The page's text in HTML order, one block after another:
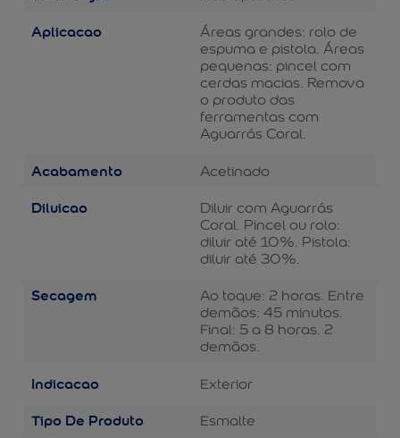
Aplicacao
Áreas grandes: rolo de
espuma e pistola. Áreas
pequenas: pincel com
cerdas macias. Remova
o produto das
ferramentas com
Aguarrás Coral.
Acabamento Acetinado
Diluicao
Diluir com Aguarrás
Coral. Pincel ou rolo:
diluir até 10%. Pistola:
diluir até 30%.
Secagem
Ao toque: 2 horas. Entre
demãos: 45 minutos.
Final: 5 a 8 horas. 2
demãos.
Indicacao Exterior
Tipo De Produto Esmalte